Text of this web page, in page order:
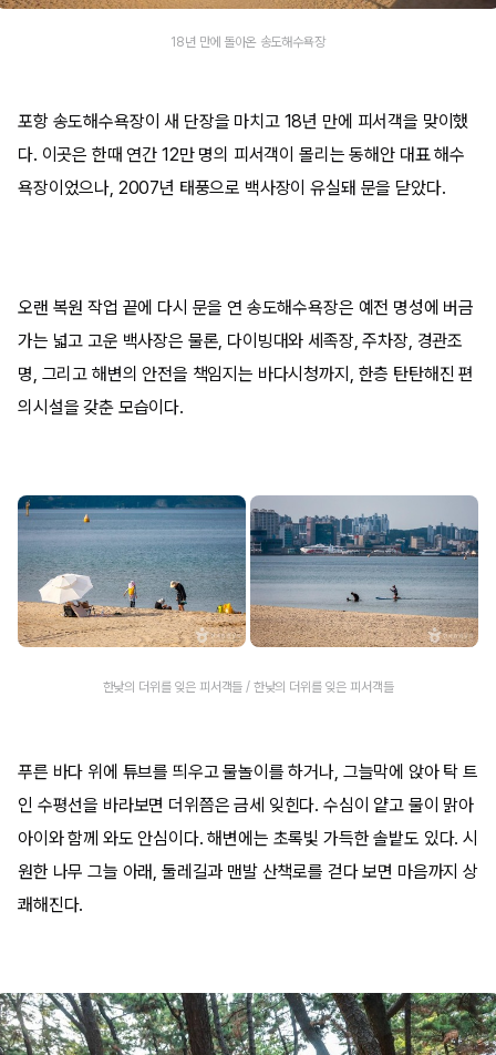
18년 만에 돌아온 송도해수욕장
포항 송도해수욕장이 새 단장을 마치고 18년 만에 피서객을 맞이했
다. 이곳은 한때 연간 12만 명의 피서객이 몰리는 동해안 대표 해수
욕장이었으나, 2007년 태풍으로 백사장이 유실돼 문을 닫았다.
오랜 복원 작업 끝에 다시 문을 연 송도해수욕장은 예전 명성에 버금
가는 넓고 고운 백사장은 물론, 다이빙대와 세족장, 주차장, 경관조
명, 그리고 해변의 안전을 책임지는 바다시청까지, 한층 탄탄해진 편
의시설을 갖춘 모습이다.
한낮의 더위를 잊은 피서객들 / 한낮의 더위를 잊은 피서객들
푸른 바다 위에 튜브를 띄우고 물놀이를 하거나, 그늘막에 앉아 탁 트
인 수평선을 바라보면 더위쯤은 금세 잊힌다. 수심이 얕고 물이 맑아
아이와 함께 와도 안심이다. 해변에는 초록빛 가득한 솔밭도 있다. 시
원한 나무 그늘 아래, 둘레길과 맨발 산책로를 걷다 보면 마음까지 상
쾌해진다.